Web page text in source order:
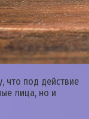
что под действие
лица, но и